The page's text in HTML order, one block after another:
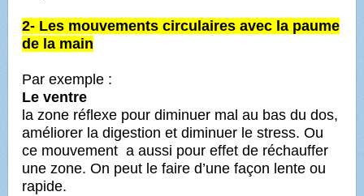
2- Les mouvements circulaires avec la paume
de la main
Par exemple :
Le ventre
la zone réflexe pour diminuer mal au bas du dos,
améliorer la digestion et diminuer le stress. Ou
ce mouvement a aussi pour effet de réchauffer
une zone. On peut le faire d’une façon lente ou
rapide.